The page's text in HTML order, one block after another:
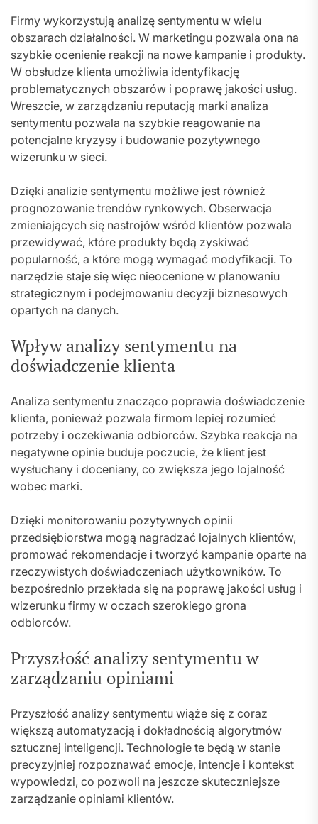
Firmy wykorzystują analizę sentymentu w wielu
obszarach działalności. W marketingu pozwala ona na
szybkie ocenienie reakcji na nowe kampanie i produkty.
W obsłudze klienta umożliwia identyfikację
problematycznych obszarów i poprawę jakości usług.
Wreszcie, w zarządzaniu reputacją marki analiza
sentymentu pozwala na szybkie reagowanie na
potencjalne kryzysy i budowanie pozytywnego
wizerunku w sieci.
Dzięki analizie sentymentu możliwe jest również
prognozowanie trendów rynkowych. Obserwacja
zmieniających się nastrojów wśród klientów pozwala
przewidywać, które produkty będą zyskiwać
popularność, a które mogą wymagać modyfikacji. To
narzędzie staje się więc nieocenione w planowaniu
strategicznym i podejmowaniu decyzji biznesowych
opartych na danych.
Wpływ analizy sentymentu na
doświadczenie klienta
Analiza sentymentu znacząco poprawia doświadczenie
klienta, ponieważ pozwala firmom lepiej rozumieć
potrzeby i oczekiwania odbiorców. Szybka reakcja na
negatywne opinie buduje poczucie, że klient jest
wysłuchany i doceniany, co zwiększa jego lojalność
wobec marki.
Dzięki monitorowaniu pozytywnych opinii
przedsiębiorstwa mogą nagradzać lojalnych klientów,
promować rekomendacje i tworzyć kampanie oparte na
rzeczywistych doświadczeniach użytkowników. To
bezpośrednio przekłada się na poprawę jakości usług i
wizerunku firmy w oczach szerokiego grona
odbiorców.
Przyszłość analizy sentymentu w
zarządzaniu opiniami
Przyszłość analizy sentymentu wiąże się z coraz
większą automatyzacją i dokładnością algorytmów
sztucznej inteligencji. Technologie te będą w stanie
precyzyjniej rozpoznawać emocje, intencje i kontekst
wypowiedzi, co pozwoli na jeszcze skuteczniejsze
zarządzanie opiniami klientów.